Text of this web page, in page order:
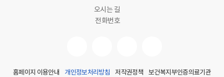
오시는 길
전화번호
홈페이지 이용안내 개인정보처리방침 저작권정책 보건복지부인증의료기관